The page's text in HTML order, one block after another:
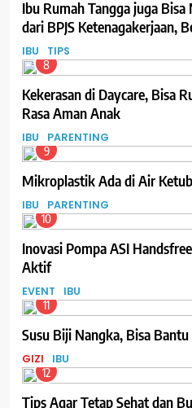
Ibu Rumah Tangga juga
dari BPJS Ketenagakerjaan,
IBU TIPS
8
Kekerasan di Daycare, Bisa
Rasa Aman Anak
IBU PARENTING
9
Mikroplastik Ada di Air
IBU PARENTING
10
Inovasi Pompa ASI
Aktif
EVENT IBU
11
Susu Biji Nangka, Bisa
GIZI IBU
12
Tips Agar Tetap Sehat dan